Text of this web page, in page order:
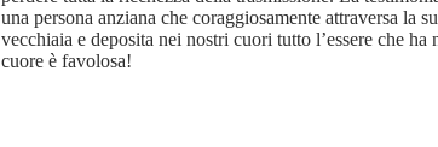
una persona anziana che coraggiosamente attraversa la
vecchiaia e deposita nei nostri cuori tutto l’essere che ha
cuore è favolosa!